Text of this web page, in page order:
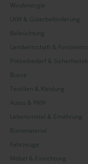
Windenergie
LKW & Güterbeförderung
Beleuchtung
Landwirtschaft &
Polizeibedarf &
Busse
Textilien & Kleidung
Autos & PKW
Lebensmittel & Ernährung
Büromaterial
Fahrzeuge
Möbel & Einrichtung